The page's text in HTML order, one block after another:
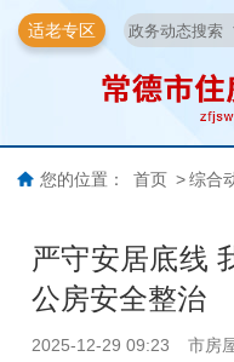
适老专区
您的位置： 首页 > 综合
严守安居底线
公房安全整治
2025-12-29 09:23 市房